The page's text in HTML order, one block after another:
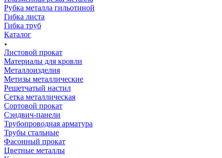
Рубка металла гильотиной
Гибка листа
Гибка труб
Каталог
Листовой прокат
Материалы для кровли
Металлоизделия
Метизы металлические
Решетчатый настил
Сетка металлическая
Сортовой прокат
Сэндвич-панели
Трубопроводная арматура
Трубы стальные
Фасонный прокат
Цветные металлы